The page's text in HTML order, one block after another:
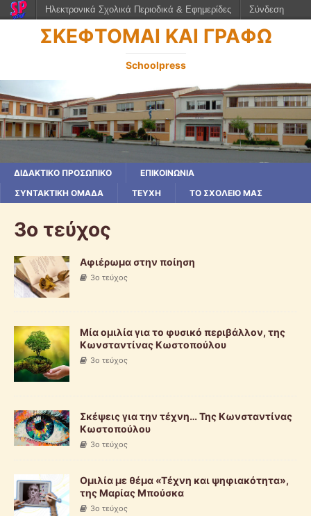
ΣΚΕΦΤΟΜΑΙ ΚΑΙ ΓΡΑΦΩ
Schoolpress
ΔΙΔΑΚΤΙΚΟ ΠΡΟΣΩΠΙΚΟ
ΕΠΙΚΟΙΝΩΝΙΑ
ΣΥΝΤΑΚΤΙΚΗ ΟΜΑΔΑ
ΤΕΥΧΗ ΤΟ ΣΧΟΛΕΙΟ ΜΑΣ
3ο τεύχος
Αφιέρωμα στην ποίηση
3ο τεύχος
Μία ομιλία για το φυσικό περιβάλλον, της
Κωνσταντίνας Κωστοπούλου
3ο τεύχος
Σκέψεις για την τέχνη… Της Κωνσταντίνας
Κωστοπούλου
3ο τεύχος
Ομιλία με θέμα «Τέχνη και ψηφιακότητα»,
της Μαρίας Μπούσκα
3ο τεύχος
Ηλεκτρονικά Σχολικά Περιοδικά & Εφημερίδες Σύνδεση